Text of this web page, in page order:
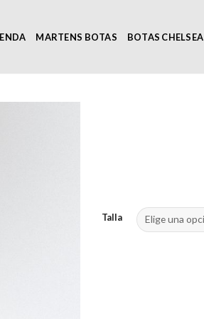
MARTENS BOTAS BOTAS CHELSEA
Talla